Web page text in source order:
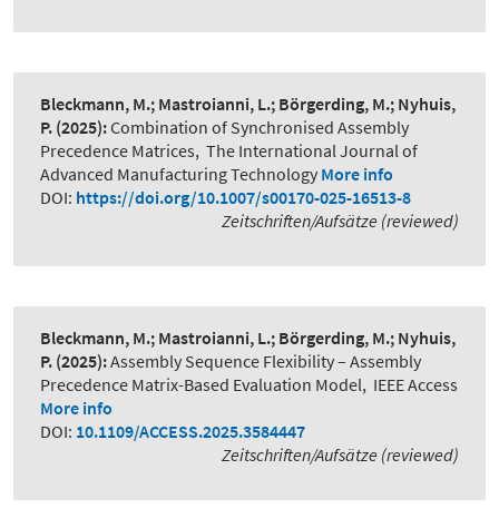
Bleckmann, M.; Mastroianni, L.; Börgerding, M.; Nyhuis,
P. (2025):Combination of Synchronised Assembly
Precedence Matrices, The International Journal of
Advanced Manufacturing Technology More info
DOI: https://doi.org/10.1007/s00170-025-16513-8
Zeitschriften/Aufsätze (reviewed)
Bleckmann, M.; Mastroianni, L.; Börgerding, M.; Nyhuis,
P. (2025):Assembly Sequence Flexibility – Assembly
Precedence Matrix-Based Evaluation Model, IEEE Access
More info
DOI: 10.1109/ACCESS.2025.3584447
Zeitschriften/Aufsätze (reviewed)